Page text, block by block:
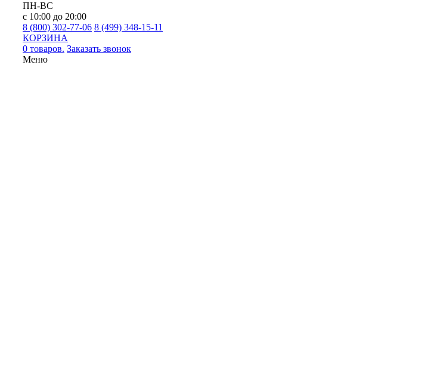
ПН-ВС
с 10:00 до 20:00
8 (800) 302-77-06 8 (499) 348-15-11
КОРЗИНА
0 товаров. Заказать звонок
Меню